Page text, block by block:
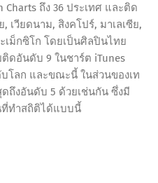
Charts ถึง 36 ประเทศ และติด
เวียดนาม, สิงคโปร์, มาเลเซีย,
เม็กซิโก โดยเป็นศิลปินไทย
ดอันดับ 9 ในชาร์ต iTunes
โลก และขณะนี้ ในส่วนของเท
ดถึงอันดับ 5 ด้วยเช่นกัน ซึ่งมี
ที่ทำสถิติได้แบบนี้